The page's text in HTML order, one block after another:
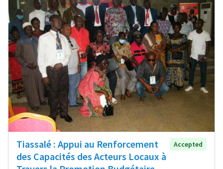
Tiassalé : Appui au Renforcement
des Capacités des Acteurs Locaux à
Accepted